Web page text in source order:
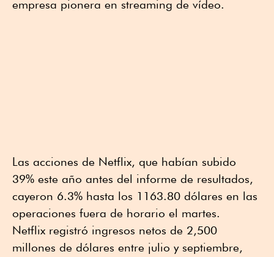
empresa pionera en streaming de vídeo.
Las acciones de Netflix, que habían subido
39% este año antes del informe de resultados,
cayeron 6.3% hasta los 1163.80 dólares en las
operaciones fuera de horario el martes.
Netflix registró ingresos netos de 2,500
millones de dólares entre julio y septiembre,